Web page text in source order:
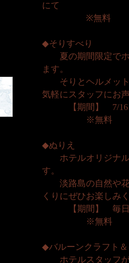
にて
※無料
◆そりすべり
夏の期間限定でホ
ます。
そりとヘルメット
気軽にスタッフにお
【期間】 7/16
※無料
◆ぬりえ
ホテルオリジナル
す。
淡路島の自然や花
くりにぜひお楽しみ
【期間】 毎
※無料
◆バルーンクラフト
ホテルスタッフが